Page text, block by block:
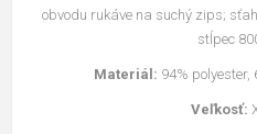
obvodu rukáve na suchý zips;
stĺpec
Materiál: 94%
Veľkosť: